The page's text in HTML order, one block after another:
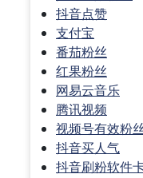
抖音点赞
支付宝
番茄粉丝
红果粉丝
网易云音乐
腾讯视频
视频号有效粉
抖音买人气
抖音刷粉软件